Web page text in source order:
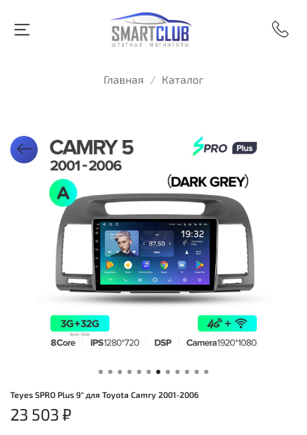
Главная Каталог
Teyes SPRO Plus 9" для Toyota Camry 2001-2006
23 503 ₽